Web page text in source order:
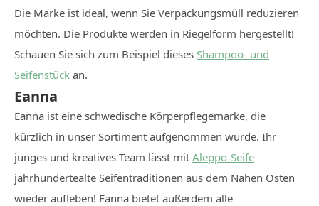
Die Marke ist ideal, wenn Sie Verpackungsmüll reduzieren
möchten. Die Produkte werden in Riegelform hergestellt!
Schauen Sie sich zum Beispiel dieses Shampoo- und
Seifenstück an.
Eanna
Eanna ist eine schwedische Körperpflegemarke, die
kürzlich in unser Sortiment aufgenommen wurde. Ihr
junges und kreatives Team lässt mit Aleppo-Seife
jahrhundertealte Seifentraditionen aus dem Nahen Osten
wieder aufleben! Eanna bietet außerdem alle